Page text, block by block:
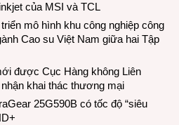
của MSI và TCL
mô hình khu công nghiệp công
Cao su Việt Nam giữa hai Tập
được Cục Hàng không Liên
khai thác thương mại
25G590B có tốc độ “siêu